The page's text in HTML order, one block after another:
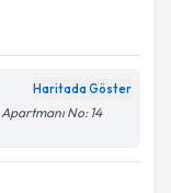
Haritada Göster
No: 14